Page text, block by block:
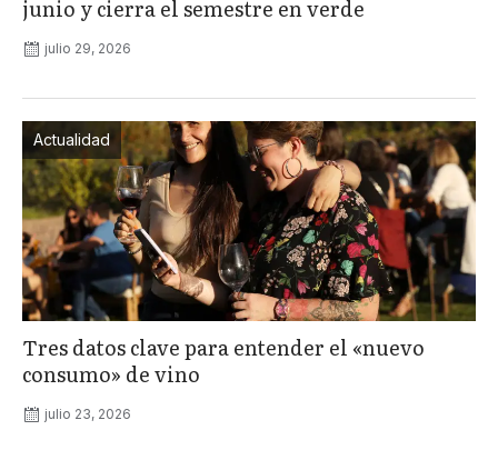
junio y cierra el semestre en verde
julio 29, 2026
Actualidad
Tres datos clave para entender el «nuevo
consumo» de vino
julio 23, 2026